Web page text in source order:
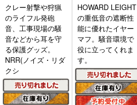
クレー射撃や狩猟
のライフル発砲
音、工事現場の騒
音などから耳を守
る保護グッズ。
NRR(ノイズ・リダ
クシ
HOWARD LEIGHT
の重低音の遮断性
能に優れたイヤー
マフ。騒音環境で
役に立ってくれま
す。